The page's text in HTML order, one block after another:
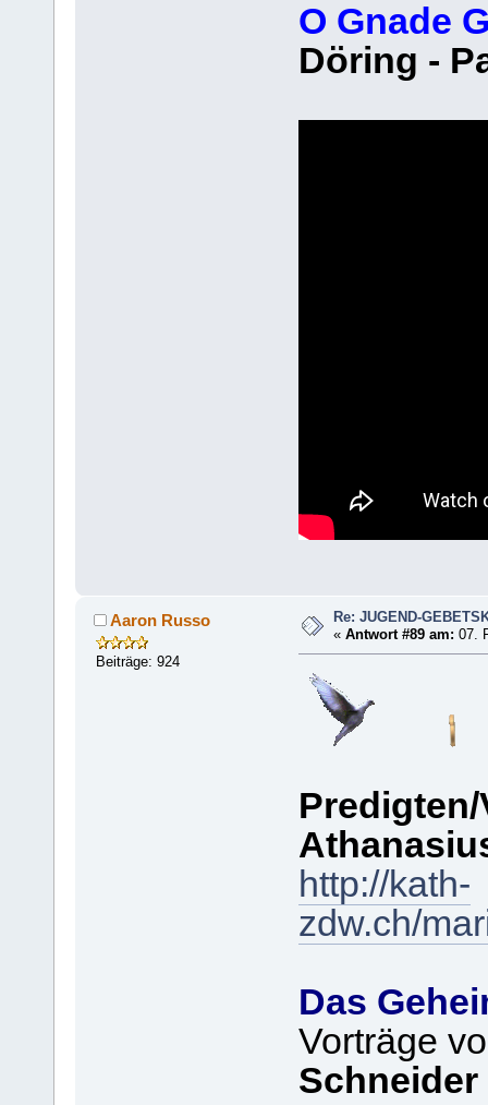
O Gnade
Döring -
Aaron Russo
Beiträge: 924
Re: JUGEND-
«Antwort #89 am: 07.
http://kath-
zdw.ch/
Das
Vorträge
Schneider